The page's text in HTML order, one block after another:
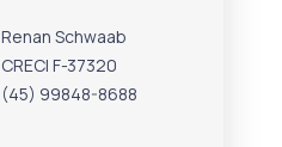
Renan Schwaab
CRECI F-37320
(45) 99848-8688